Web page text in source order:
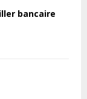
bancaire